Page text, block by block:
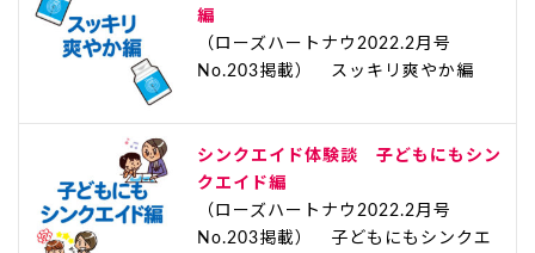
編
（ローズハートナウ2022.2月号
No.203掲載） スッキリ爽やか編
シンクエイド体験談 子どもにもシン
クエイド編
（ローズハートナウ2022.2月号
No.203掲載） 子どもにもシンクエ